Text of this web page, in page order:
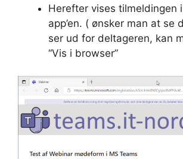
Herefter vises tilmeldingen
app’en. ( ønsker man at se
ser ud for deltageren, kan
“Vis i browser”